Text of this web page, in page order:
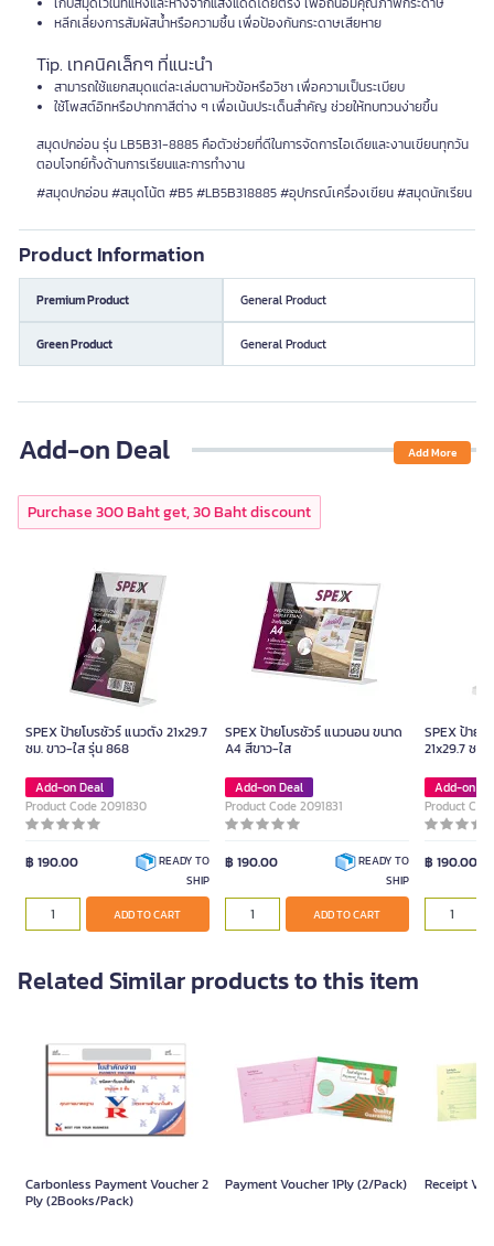
หลีกเลี่ยงการสัมผัสน้ำหรือความชื้น เพื่อป้องกันกระดาษเสียหาย
Tip. เทคนิคเล็กๆ ที่แนะนำ
สามารถใช้แยกสมุดแต่ละเล่มตามหัวข้อหรือวิชา เพื่อความเป็นระเบียบ
ใช้โพสต์อิทหรือปากกาสีต่าง ๆ เพื่อเน้นประเด็นสำคัญ ช่วยให้ทบทวนง่ายขึ้น
สมุดปกอ่อน รุ่น LB5B31-8885 คือตัวช่วยที่ดีในการจัดการไอเดียและงานเขียนทุกวัน
ตอบโจทย์ทั้งด้านการเรียนและการทำงาน
#สมุดปกอ่อน #สมุดโน้ต #B5 #LB5B318885 #อุปกรณ์เครื่องเขียน #สมุดนักเรียน
Product Information
Premium Product General Product
Green Product General Product
Add-on Deal Add More
Purchase 300 Baht get, 30 Baht discount
SPEX ป้ายโบรชัวร์ แนวตั้ง 21x29.7
ซม. ขาว-ใส รุ่น 868
Add-on Deal
Product Code 2091830
฿ 190.00
READY TO
SHIP
ADD TO CART
SPEX ป้ายโบรชัวร์ แนวนอน ขนาด
A4 สีขาว-ใส
Add-on Deal
Product Code 2091831
฿ 190.00
READY TO
SHIP
ADD TO CART
SPEX ป้าย
21x29.7 ซม.
Add-on
Product
฿ 190.00
Related Similar products to this item
Carbonless Payment Voucher 2
Ply (2Books/Pack)
Payment Voucher 1Ply (2/Pack) Receipt